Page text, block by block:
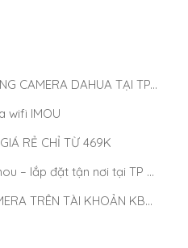
BÁO GIÁ LẮP ĐẶT THI CÔNG CAMERA DAHUA TẠI TP.HCM MỚI NHẤT 2025
wifi IMOU
RẺ CHỈ TỪ 469K
Dịch vụ lắp đặt camera Imou – lắp đặt tận nơi tại TP Hồ Chí Minh
HƯỚNG DẪN CHIA SẺ CAMERA TRÊN TÀI KHOẢN KBONE